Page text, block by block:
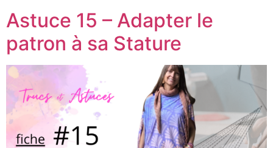
Astuce 15 – Adapter le
patron à sa Stature